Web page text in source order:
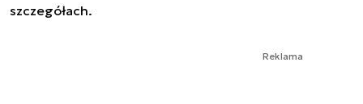
szczegółach.
Reklama